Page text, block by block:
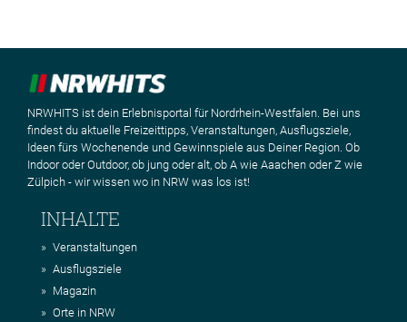
NRWHITS ist dein Erlebnisportal für Nordrhein-Westfalen. Bei uns
findest du aktuelle Freizeittipps, Veranstaltungen, Ausflugsziele,
Ideen fürs Wochenende und Gewinnspiele aus Deiner Region. Ob
Indoor oder Outdoor, ob jung oder alt, ob A wie Aaachen oder Z wie
Zülpich - wir wissen wo in NRW was los ist!
INHALTE
Veranstaltungen
Ausflugsziele
Magazin
Orte in NRW